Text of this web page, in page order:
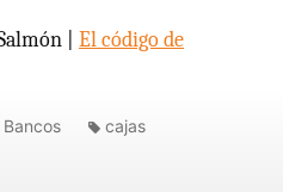
| El código de
Bancos cajas